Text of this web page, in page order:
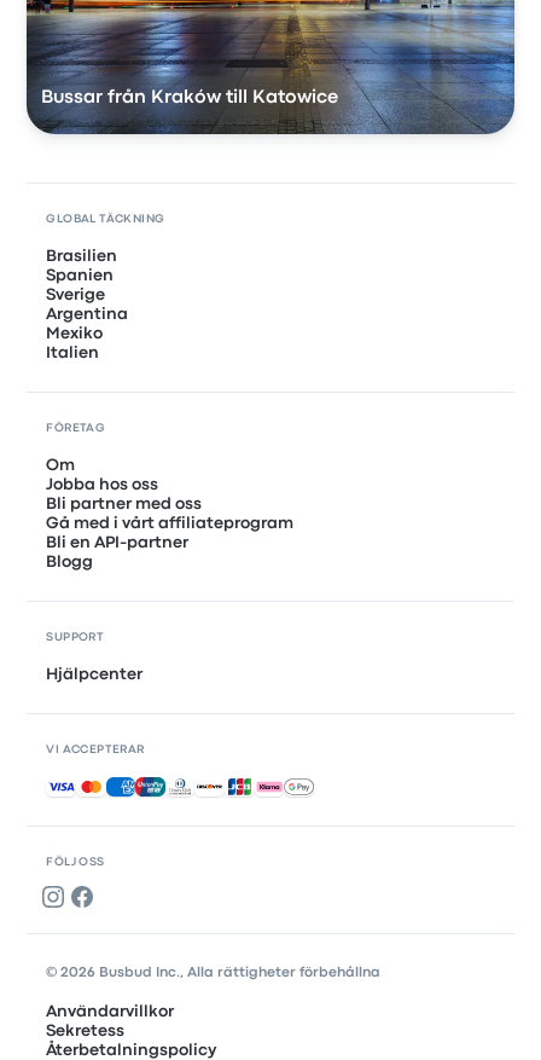
Bussar från Kraków till Katowice
FÖLJ OSS
GLOBAL TÄCKNING
Brasilien
Spanien
Sverige
Argentina
Mexiko
Italien
FÖRETAG
Om
Jobba hos oss
Bli partner med oss
Gå med i vårt affiliateprogram
Bli en API-partner
Blogg
SUPPORT
Hjälpcenter
VI ACCEPTERAR
Accepterade betalningar
© 2026 Busbud Inc., Alla rättigheter förbehållna
Användarvillkor
Sekretess
Återbetalningspolicy